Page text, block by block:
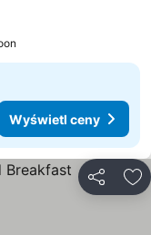
Wyświetl ceny